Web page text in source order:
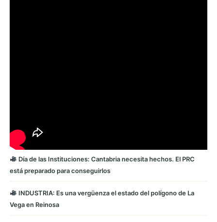
Día de las Instituciones: Cantabria necesita hechos. El PRC
está preparado para conseguirlos
INDUSTRIA: Es una vergüenza el estado del polígono de La
Vega en Reinosa